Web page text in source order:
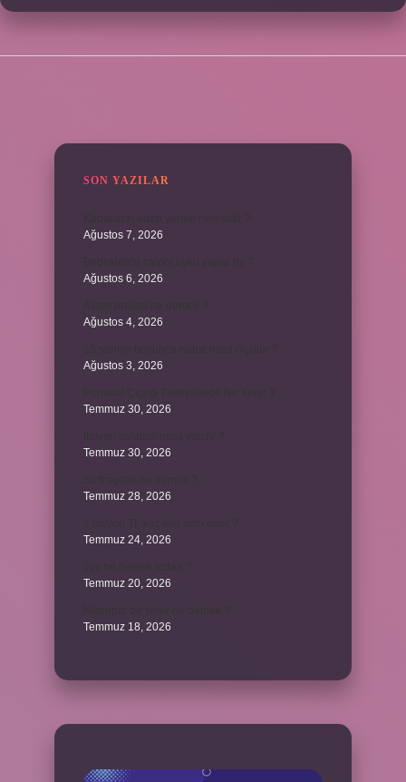
SON YAZILAR
Ağustos 7, 2026
Ağustos 6, 2026
Ağustos 4, 2026
Ağustos 3, 2026
Temmuz 30, 2026
Temmuz 30, 2026
Temmuz 28, 2026
Temmuz 24, 2026
Temmuz 20, 2026
Temmuz 18, 2026